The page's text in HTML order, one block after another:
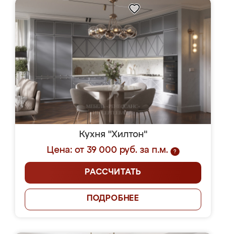
Кухня "Хилтон"
Цена: от 39 000 руб. за п.м.
?
РАССЧИТАТЬ
ПОДРОБНЕЕ